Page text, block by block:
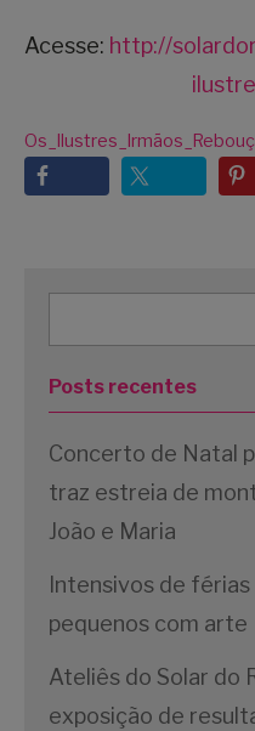
Acesse: http://
Posts recentes
Concerto de Natal
traz estreia de
João e Maria
Intensivos de
pequenos com arte
Ateliês do Solar do
exposição de